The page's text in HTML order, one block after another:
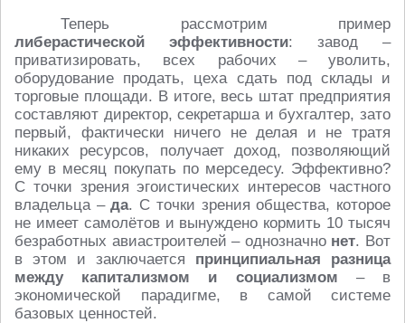
Теперь рассмотрим пример
либерастической эффективности: завод –
приватизировать, всех рабочих – уволить,
оборудование продать, цеха сдать под склады и
торговые площади. В итоге, весь штат предприятия
составляют директор, секретарша и бухгалтер, зато
первый, фактически ничего не делая и не тратя
никаких ресурсов, получает доход, позволяющий
ему в месяц покупать по мерседесу. Эффективно?
С точки зрения эгоистических интересов частного
владельца –да. С точки зрения общества, которое
не имеет самолётов и вынуждено кормить 10 тысяч
безработных авиастроителей – однозначно нет. Вот
в этом и заключается принципиальная разница
между капитализмом и социализмом – в
экономической парадигме, в самой системе
базовых ценностей.